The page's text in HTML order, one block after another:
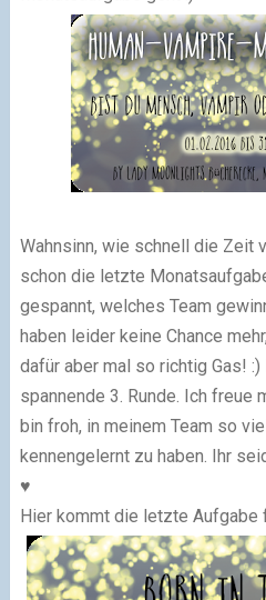
Wahnsinn, wie schnell die Zeit
schon die letzte
gespannt, welches Team
haben leider keine Chance
dafür aber mal so richtig Gas!
spannende 3. Runde. Ich freue
bin froh, in meinem Team so
kennengelernt zu haben. Ihr
♥
Hier kommt die letzte Aufgabe